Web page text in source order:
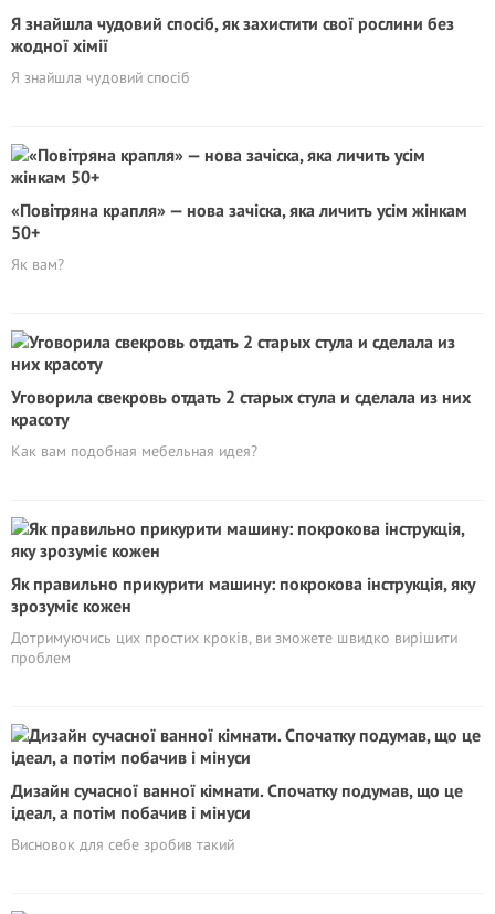
Я знайшла чудовий спосіб, як захистити свої рослини без
жодної хімії
Я знайшла чудовий спосіб
«Повітряна крапля» — нова зачіска, яка личить усім жінкам
50+
Як вам?
Уговорила свекровь отдать 2 старых стула и сделала из них
красоту
Как вам подобная мебельная идея?
Як правильно прикурити машину: покрокова інструкція, яку
зрозуміє кожен
Дотримуючись цих простих кроків, ви зможете швидко вирішити
проблем
Дизайн сучасної ванної кімнати. Спочатку подумав, що це
ідеал, а потім побачив і мінуси
Висновок для себе зробив такий